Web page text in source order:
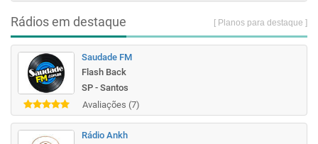
Rádios em destaque [ Planos para destaque ]
Saudade FM
Flash Back
SP - Santos
Avaliações (7)
Rádio Ankh